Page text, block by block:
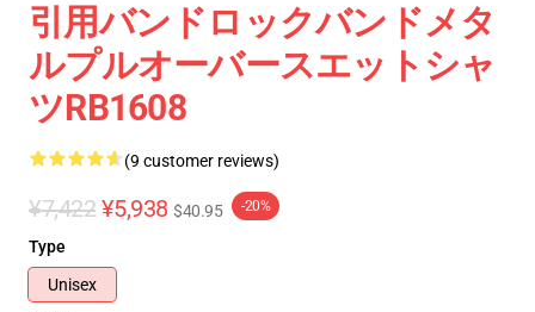
引用バンドロックバンドメタ
ルプルオーバースエットシャ
ツRB1608
(9 customer reviews)
¥7,422 ¥5,938 $40.95 -20%
Type
Unisex